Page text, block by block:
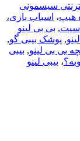
سیسمونی
هیپ، اسباب بازی،
, بی بی لینو
, پوشک بیبی گو,
بی بی لینو, بیبی
، بیبی لینو